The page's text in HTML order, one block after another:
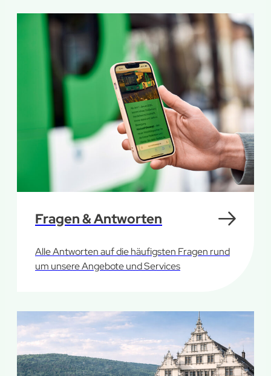
Fragen & Antworten
Alle Antworten auf die häufigsten Fragen rund
um unsere Angebote und Services